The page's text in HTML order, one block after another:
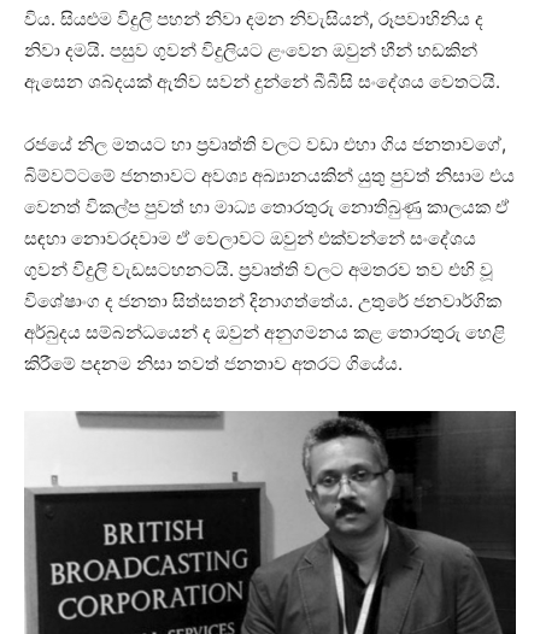
විය. සියළුම විදුලි පහන් නිවා දමන නිවැසියන්, රූපවාහිනිය ද
නිවා දමයි. පසුව ගුවන් විදුලියට ළංවෙන ඔවුන් හීන් හඩකින්
ඇසෙන ශබ්දයක් ඇතිව සවන් දුන්නේ බීබීසි සංදේශය වෙතටයි.
රජයේ නිල මතයට හා ප්‍රවෘත්ති වලට වඩා එහා ගිය ජනතාවගේ,
බිම්වට්ටමේ ජනතාවට අවශ්‍ය අඛ්‍යානයකින් යුතු පුවත් නිසාම එය
වෙනත් විකල්ප පුවත් හා මාධ්‍ය තොරතුරු නොතිබුණු කාලයක ඒ
සඳහා නොවරදවාම ඒ වෙලාවට ඔවුන් එක්වන්නේ සංදේශය
ගුවන් විදුලි වැඩසටහනටයි. ප්‍රවෘත්ති වලට අමතරව තව එහි වූ
විශේෂාංග ද ජනතා සිත්සතන් දිනාගත්තේය. උතුරේ ජනවාර්ගික
අර්බුදය සම්බන්ධයෙන් ද ඔවුන් අනුගමනය කළ තොරතුරු හෙළි
කිරීමේ පදනම නිසා තවත් ජනතාව අතරට ගියේය.